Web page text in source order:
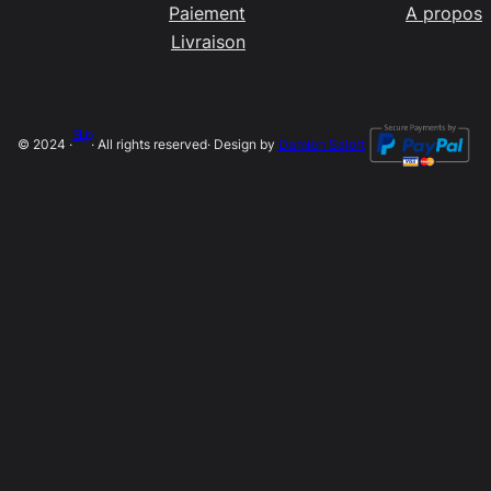
Paiement
Livraison
A propos
© 2024 ·
SLip
· All rights reserved· Design by Damien Salort